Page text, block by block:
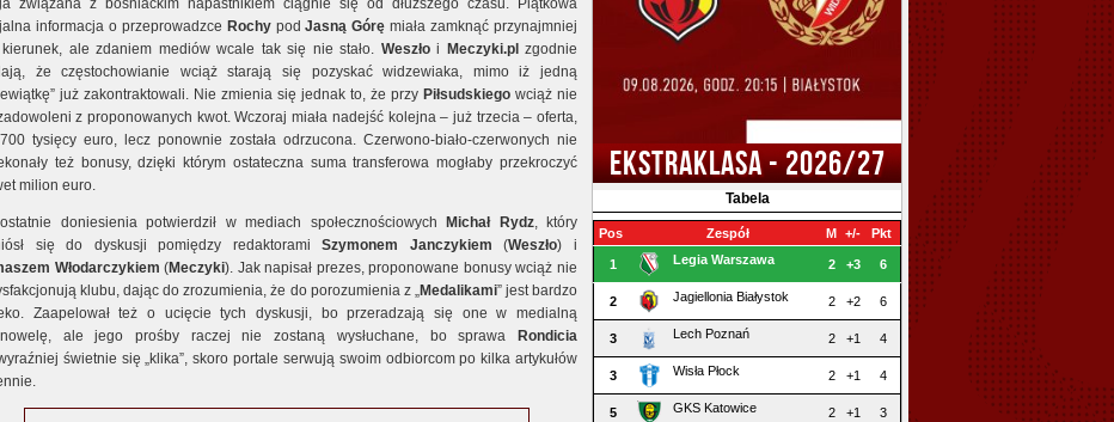
związana z bośniackim napastnikiem ciągnie się od dłuższego czasu. Piątkowa
informacja o przeprowadzce RochypodJasną Górę miała zamknąć przynajmniej
ale zdaniem mediów wcale tak się nie stało. Weszłoi Meczyki.pl zgodnie
że częstochowianie wciąż starają się pozyskać widzewiaka, mimo iż jedną
już zakontraktowali. Nie zmienia się jednak to, że przy Piłsudskiego wciąż nie
z proponowanych kwot. Wczoraj miała nadejść kolejna – już trzecia – oferta,
tysięcy euro, lecz ponownie została odrzucona. Czerwono-biało-czerwonych nie
też bonusy, dzięki którym ostateczna suma transferowa mogłaby przekroczyć
milion euro.
doniesienia potwierdził w mediach społecznościowych Michał Rydz, który
się do dyskusji pomiędzy redaktoramiSzymonem Janczykiem (Weszło) i
Włodarczykiem (Meczyki). Jak napisał prezes, proponowane bonusy wciąż nie
klubu, dając do zrozumienia, że do porozumienia z „Medalikami” jest bardzo
Zaapelował też o ucięcie tych dyskusji, bo przeradzają się one w medialną
ale jego prośby raczej nie zostaną wysłuchane, bo sprawa
Rondicia
świetnie się „klika”, skoro portale serwują swoim odbiorcom po kilka artykułów
EKSTRAKLASA - 2026/27
Tabela
Pos Zespół M +/- Pkt
1 Legia Warszawa 2 +3 6
2 Jagiellonia Białystok 2 +2 6
3 Lech Poznań 2 +1 4
3 Wisła Płock 2 +1 4
5 GKS Katowice 2 +1 3